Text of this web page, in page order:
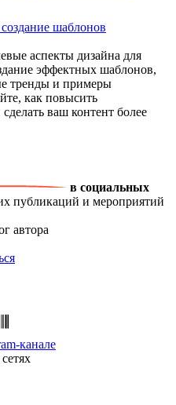
шаблонов
аспекты дизайна для
эффектных шаблонов,
тренды и примеры
как повысить
ваш контент более
в социальных
публикаций и мероприятий
автора